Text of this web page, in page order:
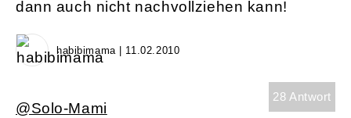
dann auch nicht nachvollziehen kann!
habibimama | 11.02.2010
28 Antwort
@Solo-Mami